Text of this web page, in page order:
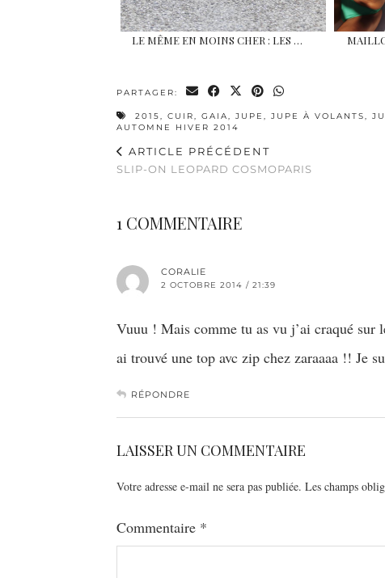
LE MÊME EN MOINS CHER : LES …
PARTAGER:
2015, CUIR, GAIA, JUPE , JUPE À VOLANTS,
AUTOMNE HIVER 2014
ARTICLE PRÉCÉDENT
SLIP-ON LEOPARD COSMOPARIS
1 COMMENTAIRE
CORALIE
2 OCTOBRE 2014 / 21:39
Vuuu ! Mais comme tu as vu j’ai craqué sur
ai trouvé une top avc zip chez zaraaaa !! Je
RÉPONDRE
LAISSER UN COMMENTAIRE
Votre adresse e-mail ne sera pas publiée. Les champs
Commentaire *